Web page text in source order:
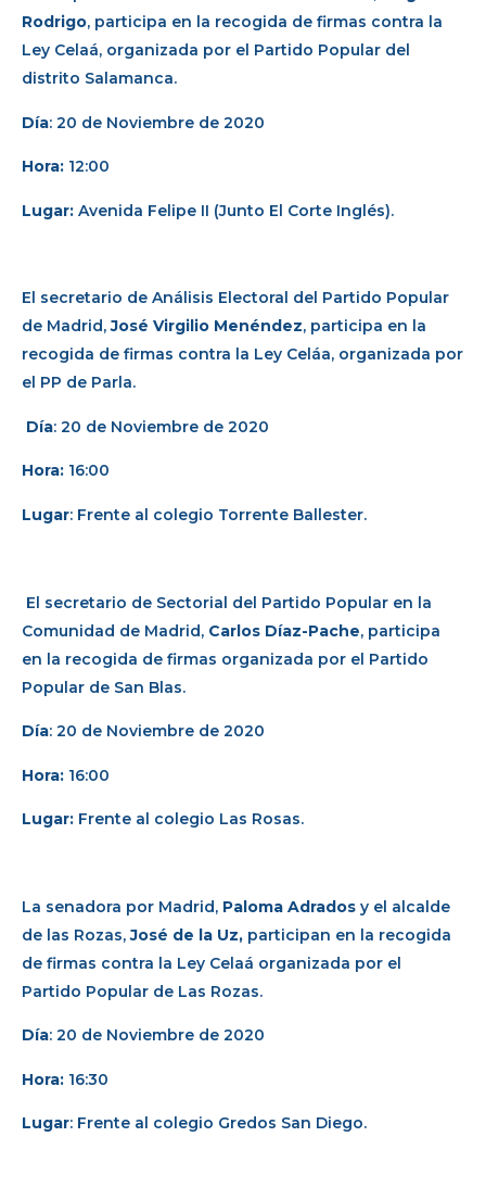
Rodrigo, participa en la recogida de firmas contra la
Ley Celaá, organizada por el Partido Popular del
distrito Salamanca.
Día: 20 de Noviembre de 2020
Hora: 12:00
Lugar: Avenida Felipe II (Junto El Corte Inglés).
El secretario de Análisis Electoral del Partido Popular
de Madrid,José Virgilio Menéndez, participa en la
recogida de firmas contra la Ley Celáa, organizada por
el PP de Parla.
Día: 20 de Noviembre de 2020
Hora: 16:00
Lugar: Frente al colegio Torrente Ballester.
El secretario de Sectorial del Partido Popular en la
Comunidad de Madrid, Carlos Díaz-Pache, participa
en la recogida de firmas organizada por el Partido
Popular de San Blas.
Día: 20 de Noviembre de 2020
Hora: 16:00
Lugar: Frente al colegio Las Rosas.
La senadora por Madrid, Paloma Adrados y el alcalde
de las Rozas,José de la Uz, participan en la recogida
de firmas contra la Ley Celaá organizada por el
Partido Popular de Las Rozas.
Día: 20 de Noviembre de 2020
Hora: 16:30
Lugar: Frente al colegio Gredos San Diego.